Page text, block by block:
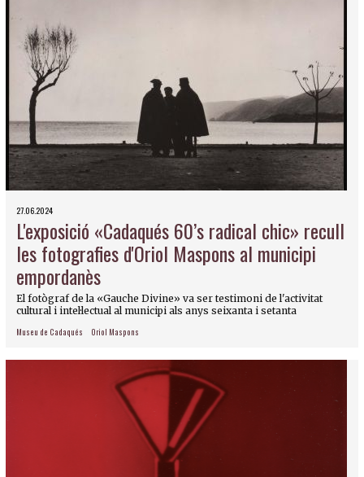
27.06.2024
L'exposició «Cadaqués 60’s radical chic» recull
les fotografies d'Oriol Maspons al municipi
empordanès
El fotògraf de la «Gauche Divine» va ser testimoni de l'activitat
cultural i intel·lectual al municipi als anys seixanta i setanta
Museu de Cadaqués Oriol Maspons